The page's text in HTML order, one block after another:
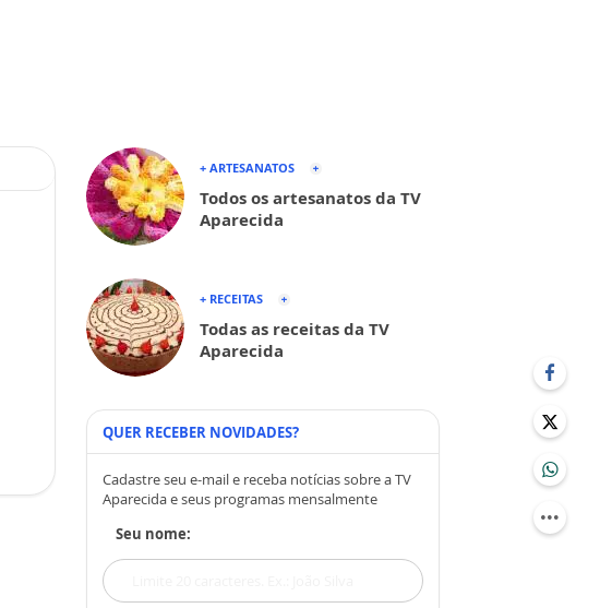
+ ARTESANATOS
Todos os artesanatos da TV
Aparecida
+ RECEITAS
Todas as receitas da TV
Aparecida
QUER RECEBER NOVIDADES?
Cadastre seu e-mail e receba notícias sobre a TV
Aparecida e seus programas mensalmente
Seu nome: